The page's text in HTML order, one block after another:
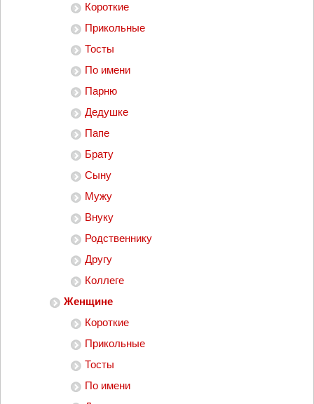
Короткие
Прикольные
Тосты
По имени
Парню
Дедушке
Папе
Брату
Сыну
Мужу
Внуку
Родственнику
Другу
Коллеге
Женщине
Короткие
Прикольные
Тосты
По имени